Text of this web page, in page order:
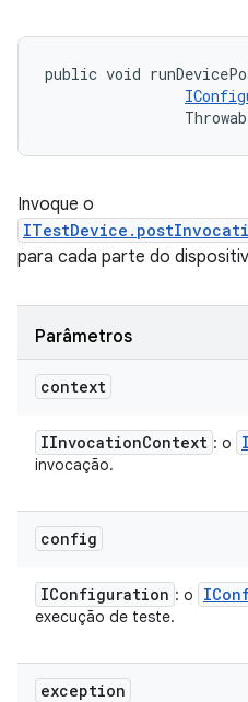
public void
Invoque o
para cada parte do
Parâmetros
context
IInvocationContext : o
invocação.
config
IConfiguration : o
execução de teste.
exception